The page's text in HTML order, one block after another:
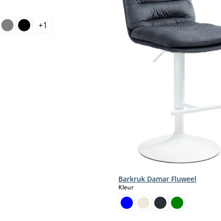
+1
Barkruk Damar Fluweel
Kleurselect